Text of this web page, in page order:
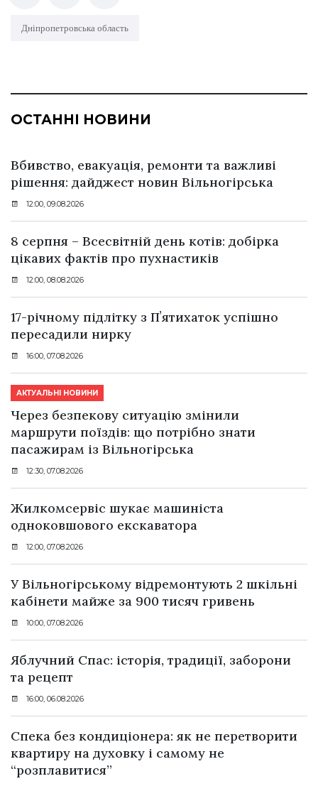
Дніпропетровська область
ОСТАННІ НОВИНИ
Вбивство, евакуація, ремонти та важливі
рішення: дайджест новин Вільногірська
12:00, 09.08.2026
8 серпня – Всесвітній день котів: добірка
цікавих фактів про пухнастиків
12:00, 08.08.2026
17-річному підлітку з Пʼятихаток успішно
пересадили нирку
16:00, 07.08.2026
АКТУАЛЬНІ НОВИНИ
Через безпекову ситуацію змінили
маршрути поїздів: що потрібно знати
пасажирам із Вільногірська
12:30, 07.08.2026
Жилкомсервіс шукає машиніста
одноковшового екскаватора
12:00, 07.08.2026
У Вільногірському відремонтують 2 шкільні
кабінети майже за 900 тисяч гривень
10:00, 07.08.2026
Яблучний Спас: історія, традиції, заборони
та рецепт
16:00, 06.08.2026
Спека без кондиціонера: як не перетворити
квартиру на духовку і самому не
“розплавитися”